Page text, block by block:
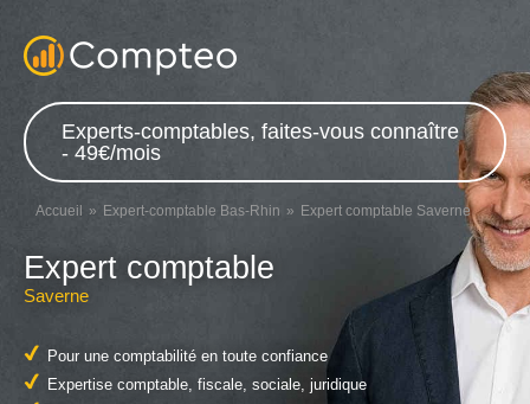
Experts-comptables, faites-vous connaître
- 49€/mois
Accueil Expert-comptable Bas-Rhin Expert comptable Saverne
Expert comptable
Saverne
Pour une comptabilité en toute confiance
Expertise comptable, fiscale, sociale, juridique